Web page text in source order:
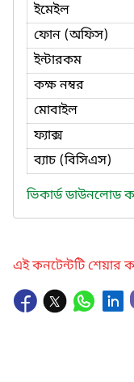
ইমেইল
ফোন (অফিস)
ইন্টারকম
কক্ষ নম্বর
মোবাইল
ফ্যাক্স
ব্যাচ (বিসিএস)
ভিকার্ড ডাউনলোড
এই কনটেন্টটি শেয়ার